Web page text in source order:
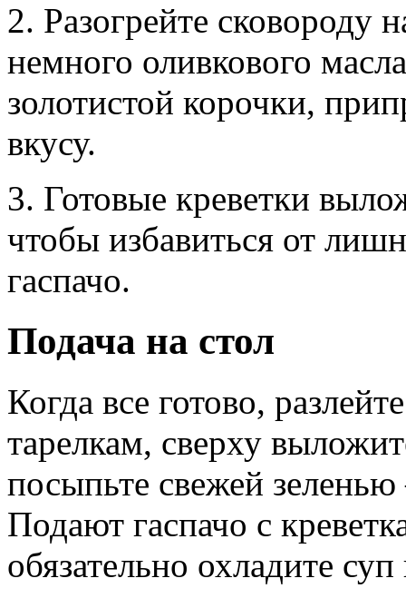
2. Разогрейте сковороду
немного оливкового
золотистой корочки,
вкусу.
3. Готовые креветки
чтобы избавиться от
гаспачо.
Подача на стол
Когда все готово,
тарелкам, сверху
посыпьте свежей
Подают гаспачо с
обязательно охладите